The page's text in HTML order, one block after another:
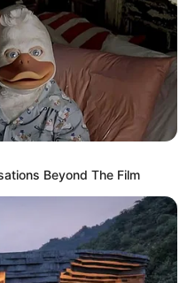
Beyond The Film